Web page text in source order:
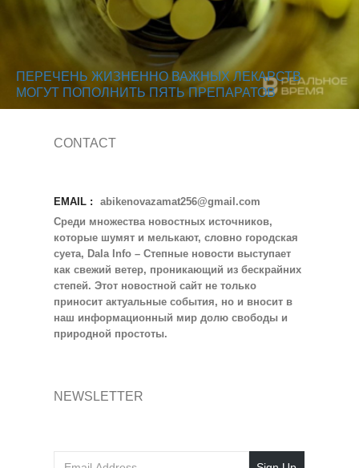
ПЕРЕЧЕНЬ ЖИЗНЕННО ВАЖНЫХ ЛЕКАРСТВ
МОГУТ ПОПОЛНИТЬ ПЯТЬ ПРЕПАРАТОВ
CONTACT
EMAIL :
abikenovazamat256@gmail.com
Среди множества новостных источников,
которые шумят и мелькают, словно городская
суета, Dala Info – Степные новости выступает
как свежий ветер, проникающий из бескрайних
степей. Этот новостной сайт не только
приносит актуальные события, но и вносит в
наш информационный мир долю свободы и
природной простоты.
NEWSLETTER